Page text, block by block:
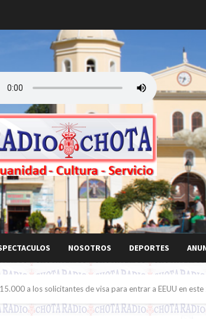
NOSOTROS DEPORTES
a los solicitantes de visa para entrar a EEUU en